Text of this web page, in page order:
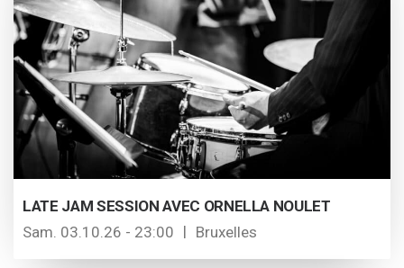
LATE JAM SESSION AVEC ORNELLA NOULET
Sam. 03.10.26 - 23:00
Bruxelles